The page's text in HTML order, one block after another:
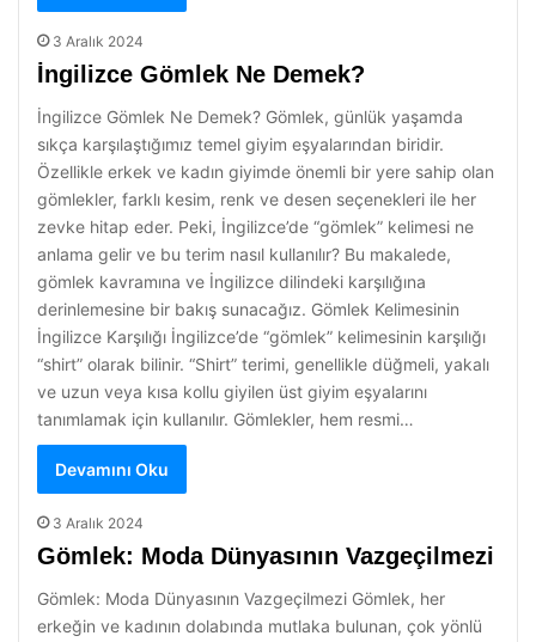
3 Aralık 2024
İngilizce Gömlek Ne Demek?
İngilizce Gömlek Ne Demek? Gömlek, günlük yaşamda
sıkça karşılaştığımız temel giyim eşyalarından biridir.
Özellikle erkek ve kadın giyimde önemli bir yere sahip olan
gömlekler, farklı kesim, renk ve desen seçenekleri ile her
zevke hitap eder. Peki, İngilizce’de “gömlek” kelimesi ne
anlama gelir ve bu terim nasıl kullanılır? Bu makalede,
gömlek kavramına ve İngilizce dilindeki karşılığına
derinlemesine bir bakış sunacağız. Gömlek Kelimesinin
İngilizce Karşılığı İngilizce’de “gömlek” kelimesinin karşılığı
“shirt” olarak bilinir. “Shirt” terimi, genellikle düğmeli, yakalı
ve uzun veya kısa kollu giyilen üst giyim eşyalarını
tanımlamak için kullanılır. Gömlekler, hem resmi…
Devamını Oku
3 Aralık 2024
Gömlek: Moda Dünyasının Vazgeçilmezi
Gömlek: Moda Dünyasının Vazgeçilmezi Gömlek, her
erkeğin ve kadının dolabında mutlaka bulunan, çok yönlü